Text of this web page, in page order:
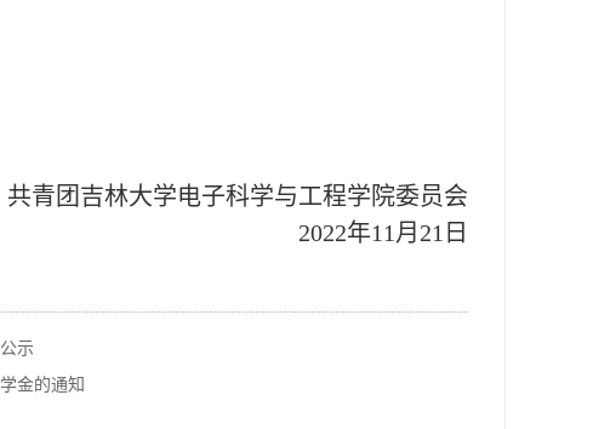
共青团吉林大学电子科学与工程学院委员会
2022年11月21日
示
金的通知